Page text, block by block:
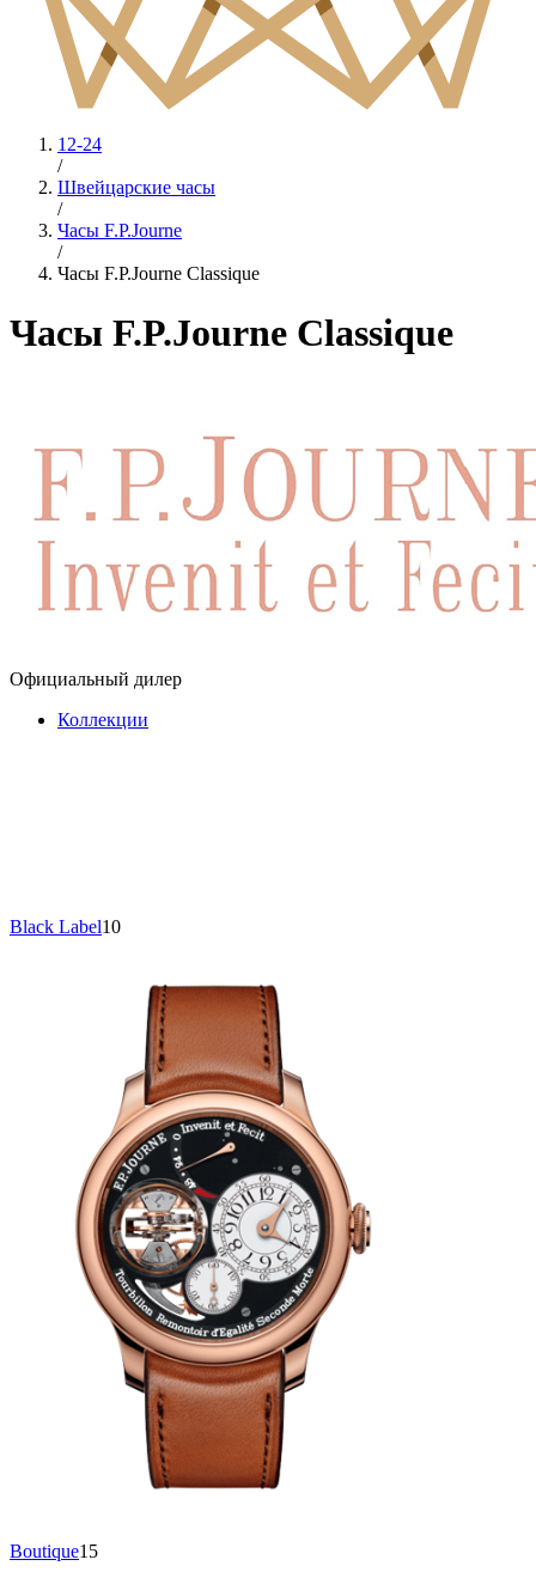
12-24
/
Швейцарские часы
/
Часы F.P.Journe
/
Часы F.P.Journe Classique
Часы F.P.Journe Classique
Официальный дилер
Коллекции
Black Label10
Boutique15